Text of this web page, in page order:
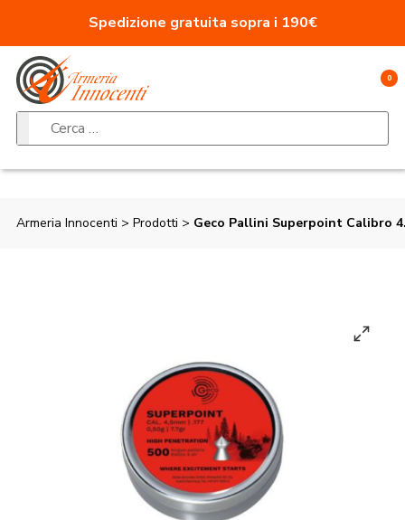
Spedizione gratuita sopra i 190€
0
Ricerca per:
Armeria Innocenti > Prodotti > Geco Pallini Superpoint Calibro